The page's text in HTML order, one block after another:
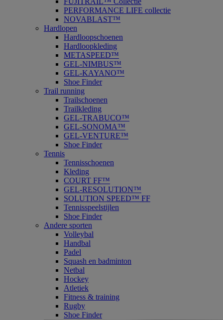
PERFORMANCE LIFE collectie
NOVABLAST™
Hardlopen
Hardloopschoenen
Hardloopkleding
METASPEED™
GEL-NIMBUS™
GEL-KAYANO™
Shoe Finder
Trail running
Trailschoenen
Trailkleding
GEL-TRABUCO™
GEL-SONOMA™
GEL-VENTURE™
Shoe Finder
Tennis
Tennisschoenen
Kleding
COURT FF™
GEL-RESOLUTION™
SOLUTION SPEED™ FF
Tennisspeelstijlen
Shoe Finder
Andere sporten
Volleybal
Handbal
Padel
Squash en badminton
Netbal
Hockey
Atletiek
Fitness & training
Rugby
Shoe Finder